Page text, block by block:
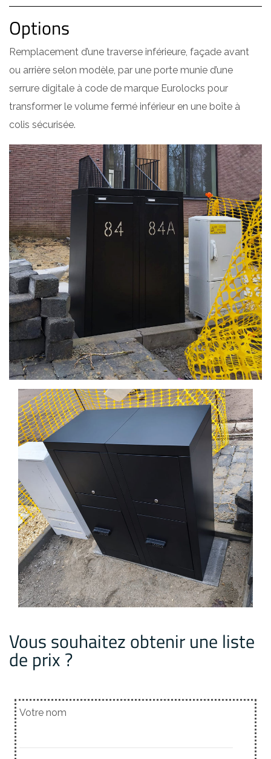
Options
Remplacement d’une traverse inférieure, façade avant
ou arrière selon modèle, par une porte munie d’une
serrure digitale à code de marque Eurolocks pour
transformer le volume fermé inférieur en une boîte à
colis sécurisée.
Vous souhaitez obtenir une liste
de prix ?
Votre nom